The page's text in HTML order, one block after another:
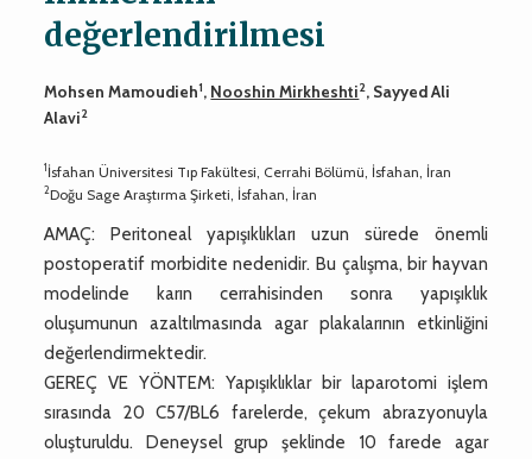
değerlendirilmesi
Mohsen Mamoudieh1, Nooshin Mirkheshti2, Sayyed Ali
Alavi2
1İsfahan Üniversitesi Tıp Fakültesi, Cerrahi Bölümü, İsfahan, İran
2Doğu Sage Araştırma Şirketi, İsfahan, İran
AMAÇ: Peritoneal yapışıklıkları uzun sürede önemli
postoperatif morbidite nedenidir. Bu çalışma, bir hayvan
modelinde karın cerrahisinden sonra yapışıklık
oluşumunun azaltılmasında agar plakalarının etkinliğini
değerlendirmektedir.
GEREÇ VE YÖNTEM: Yapışıklıklar bir laparotomi işlem
sırasında 20 C57/BL6 farelerde, çekum abrazyonuyla
oluşturuldu. Deneysel grup şeklinde 10 farede agar